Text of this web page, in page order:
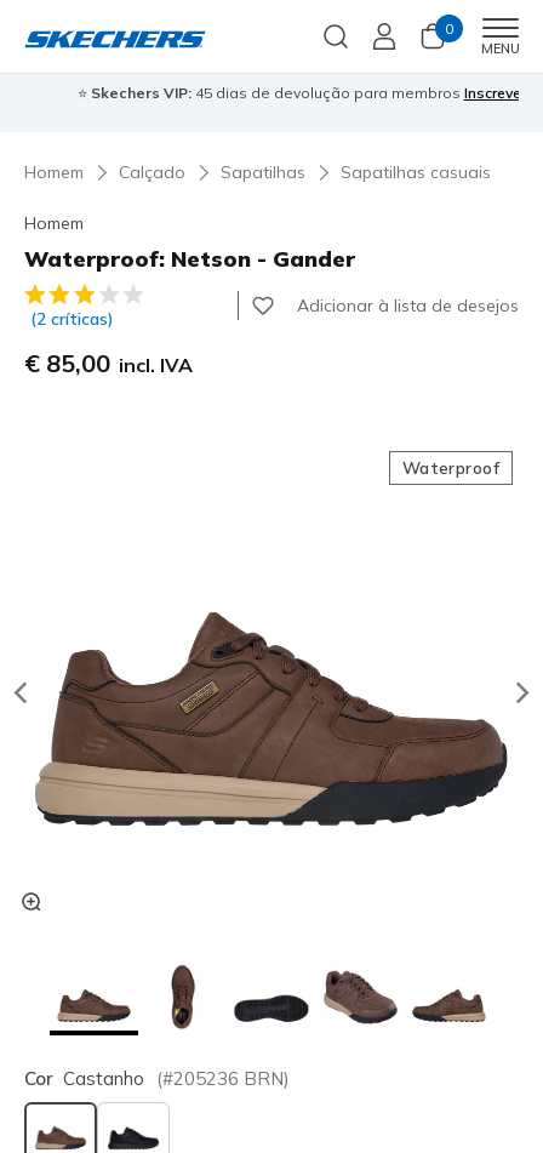
0
MENU
Skechers VIP:45 dias de devolução para membrosInscreve-te⭐
Homem Calçado Sapatilhas Sapatilhas casuais
Homem
Waterproof: Netson - Gander
3$7 de 5 – Classificação do cliente
(2 críticas)
Adicionar à lista de desejos
€ 85,00 incl. IVA
Waterproof
Cor Castanho (#205236 BRN)